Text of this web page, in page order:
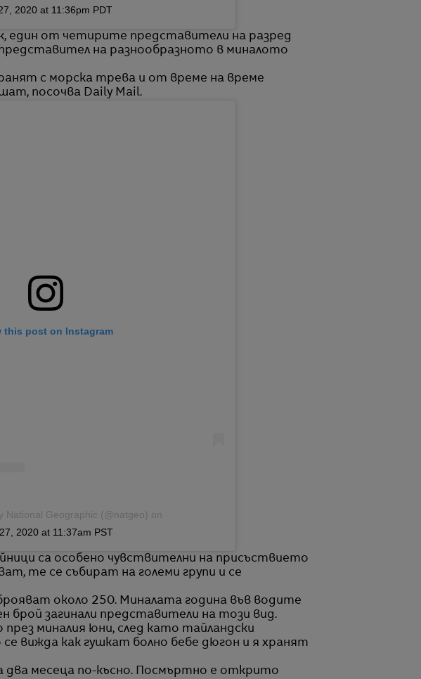
2020 at 11:36pm PDT
един от четирите представители на разред
на разнообразното в миналото
с морска трева и от време на време
посочва Daily Mail.
this post on Instagram
National Geographic (@natgeo) on
2020 at 11:37am PST
са особено чувствителни на присъствието
те се събират на големи групи и се
около 250. Миналата година във водите
загинали представители на този вид.
миналия юни, след като тайландски
вижда как гушкат болно бебе дюгон и я хранят
месеца по-късно. Посмъртно е открито